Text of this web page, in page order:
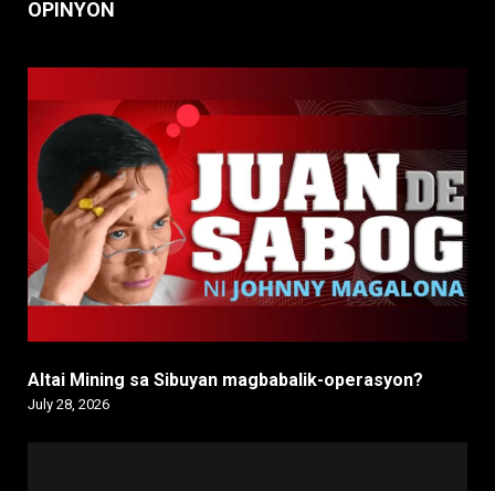
OPINYON
Altai Mining sa Sibuyan magbabalik-operasyon?
July 28, 2026